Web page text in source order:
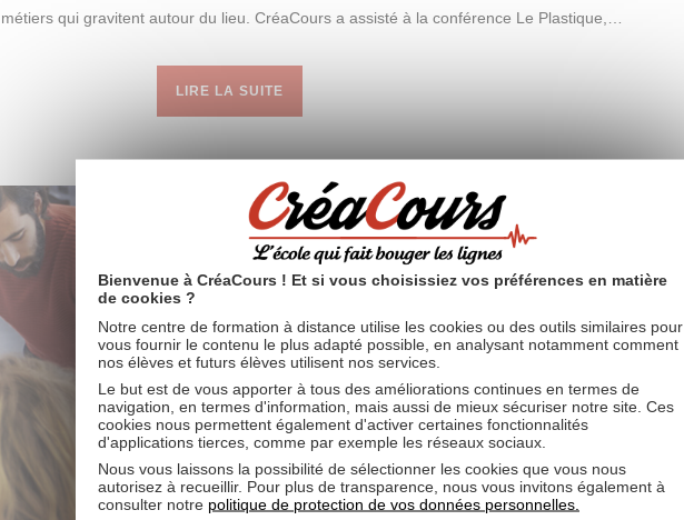
qui gravitent autour du lieu. CréaCours a assisté à la conférence Le Plastique,…
LIRE LA SUITE
Bienvenue à CréaCours ! Et si vous choisissiez vos préférences en matière
de cookies ?
Notre centre de formation à distance utilise les cookies ou des outils similaires pour
vous fournir le contenu le plus adapté possible, en analysant notamment comment
nos élèves et futurs élèves utilisent nos services.
Le but est de vous apporter à tous des améliorations continues en termes de
navigation, en termes d'information, mais aussi de mieux sécuriser notre site. Ces
cookies nous permettent également d'activer certaines fonctionnalités
d'applications tierces, comme par exemple les réseaux sociaux.
Nous vous laissons la possibilité de sélectionner les cookies que vous nous
autorisez à recueillir. Pour plus de transparence, nous vous invitons également à
consulter notre politique de protection de vos données personnelles.